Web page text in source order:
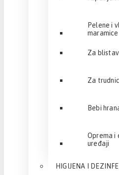
Pelene i
maramice
Za
Za
Bebi
Oprema i
uređaji
HIGIJENA I